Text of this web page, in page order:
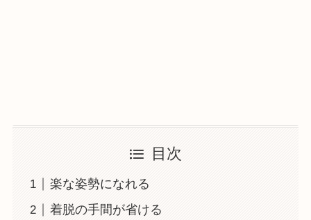
目次
楽な姿勢になれる
着脱の手間が省ける